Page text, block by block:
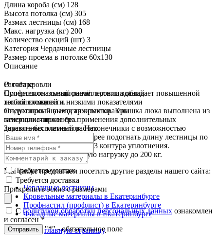
Длина короба (см) 128
Высота потолка (см) 305
Размах лестницы (см) 168
Макс. нагрузка (кг) 200
Количество секций (шт) 3
Категория Чердачные лестницы
Размер проема в потолке 60x130
Описание
О товаре
Супертеплоизоляционная лестница обладает повышенной
теплоизоляцией и низкими показателями
воздухопроницаемости крышки. Крышка люка выполнена из
пенополистирола без применения дополнительных
деревянных элементов. Наконечники с возможностью
регулировки помогут быстрее подогнать длину лестницы по
высоте помещения. Имеет 3 контура уплотнения.
Выдерживает повышенную нагрузку до 200 кг.
Мы также предлагаем посетить другие разделы нашего сайта:
Чердачные лестницы
Кровельные материалы в Екатеринбурге
Профнастил (профлист) в Екатеринбурге
Фасадные материалы в Екатеринбурге
Перейти на главную страницу.
Расчёт кровли
Профессиональный расчёт кровли зданий
любой сложности.
Оперативный выезд архитектора или
замерщика-инженера.
Заказать бесплатный расчет
Требуется монтаж
Требуется доставка
Прикрепить эскиз с размерами
С политикой обработки персональных данных ознакомлен
и согласен*
Отправить "*" - обязательное поле